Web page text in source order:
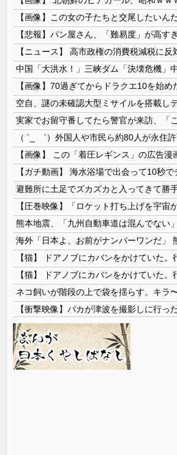
【画像】この女の子たちと交尾したいん
【悲報】パン屋さん、「難易度」が高す
【衝撃映像】バカが津波を撮影しに行っ